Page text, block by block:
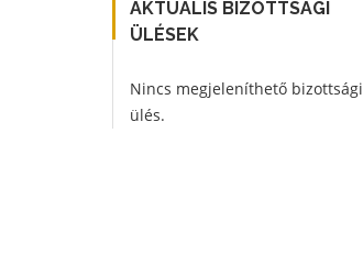
AKTUÁLIS BIZOTTSÁGI
ÜLÉSEK
Nincs megjeleníthető bizottsági
ülés.